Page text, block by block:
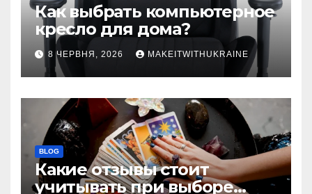
Как выбрать компьютерное
кресло для дома?
8 ЧЕРВНЯ, 2026 MAKEITWITHUKRAINE
BLOG
Какие отзывы стоит
учитывать при выборе